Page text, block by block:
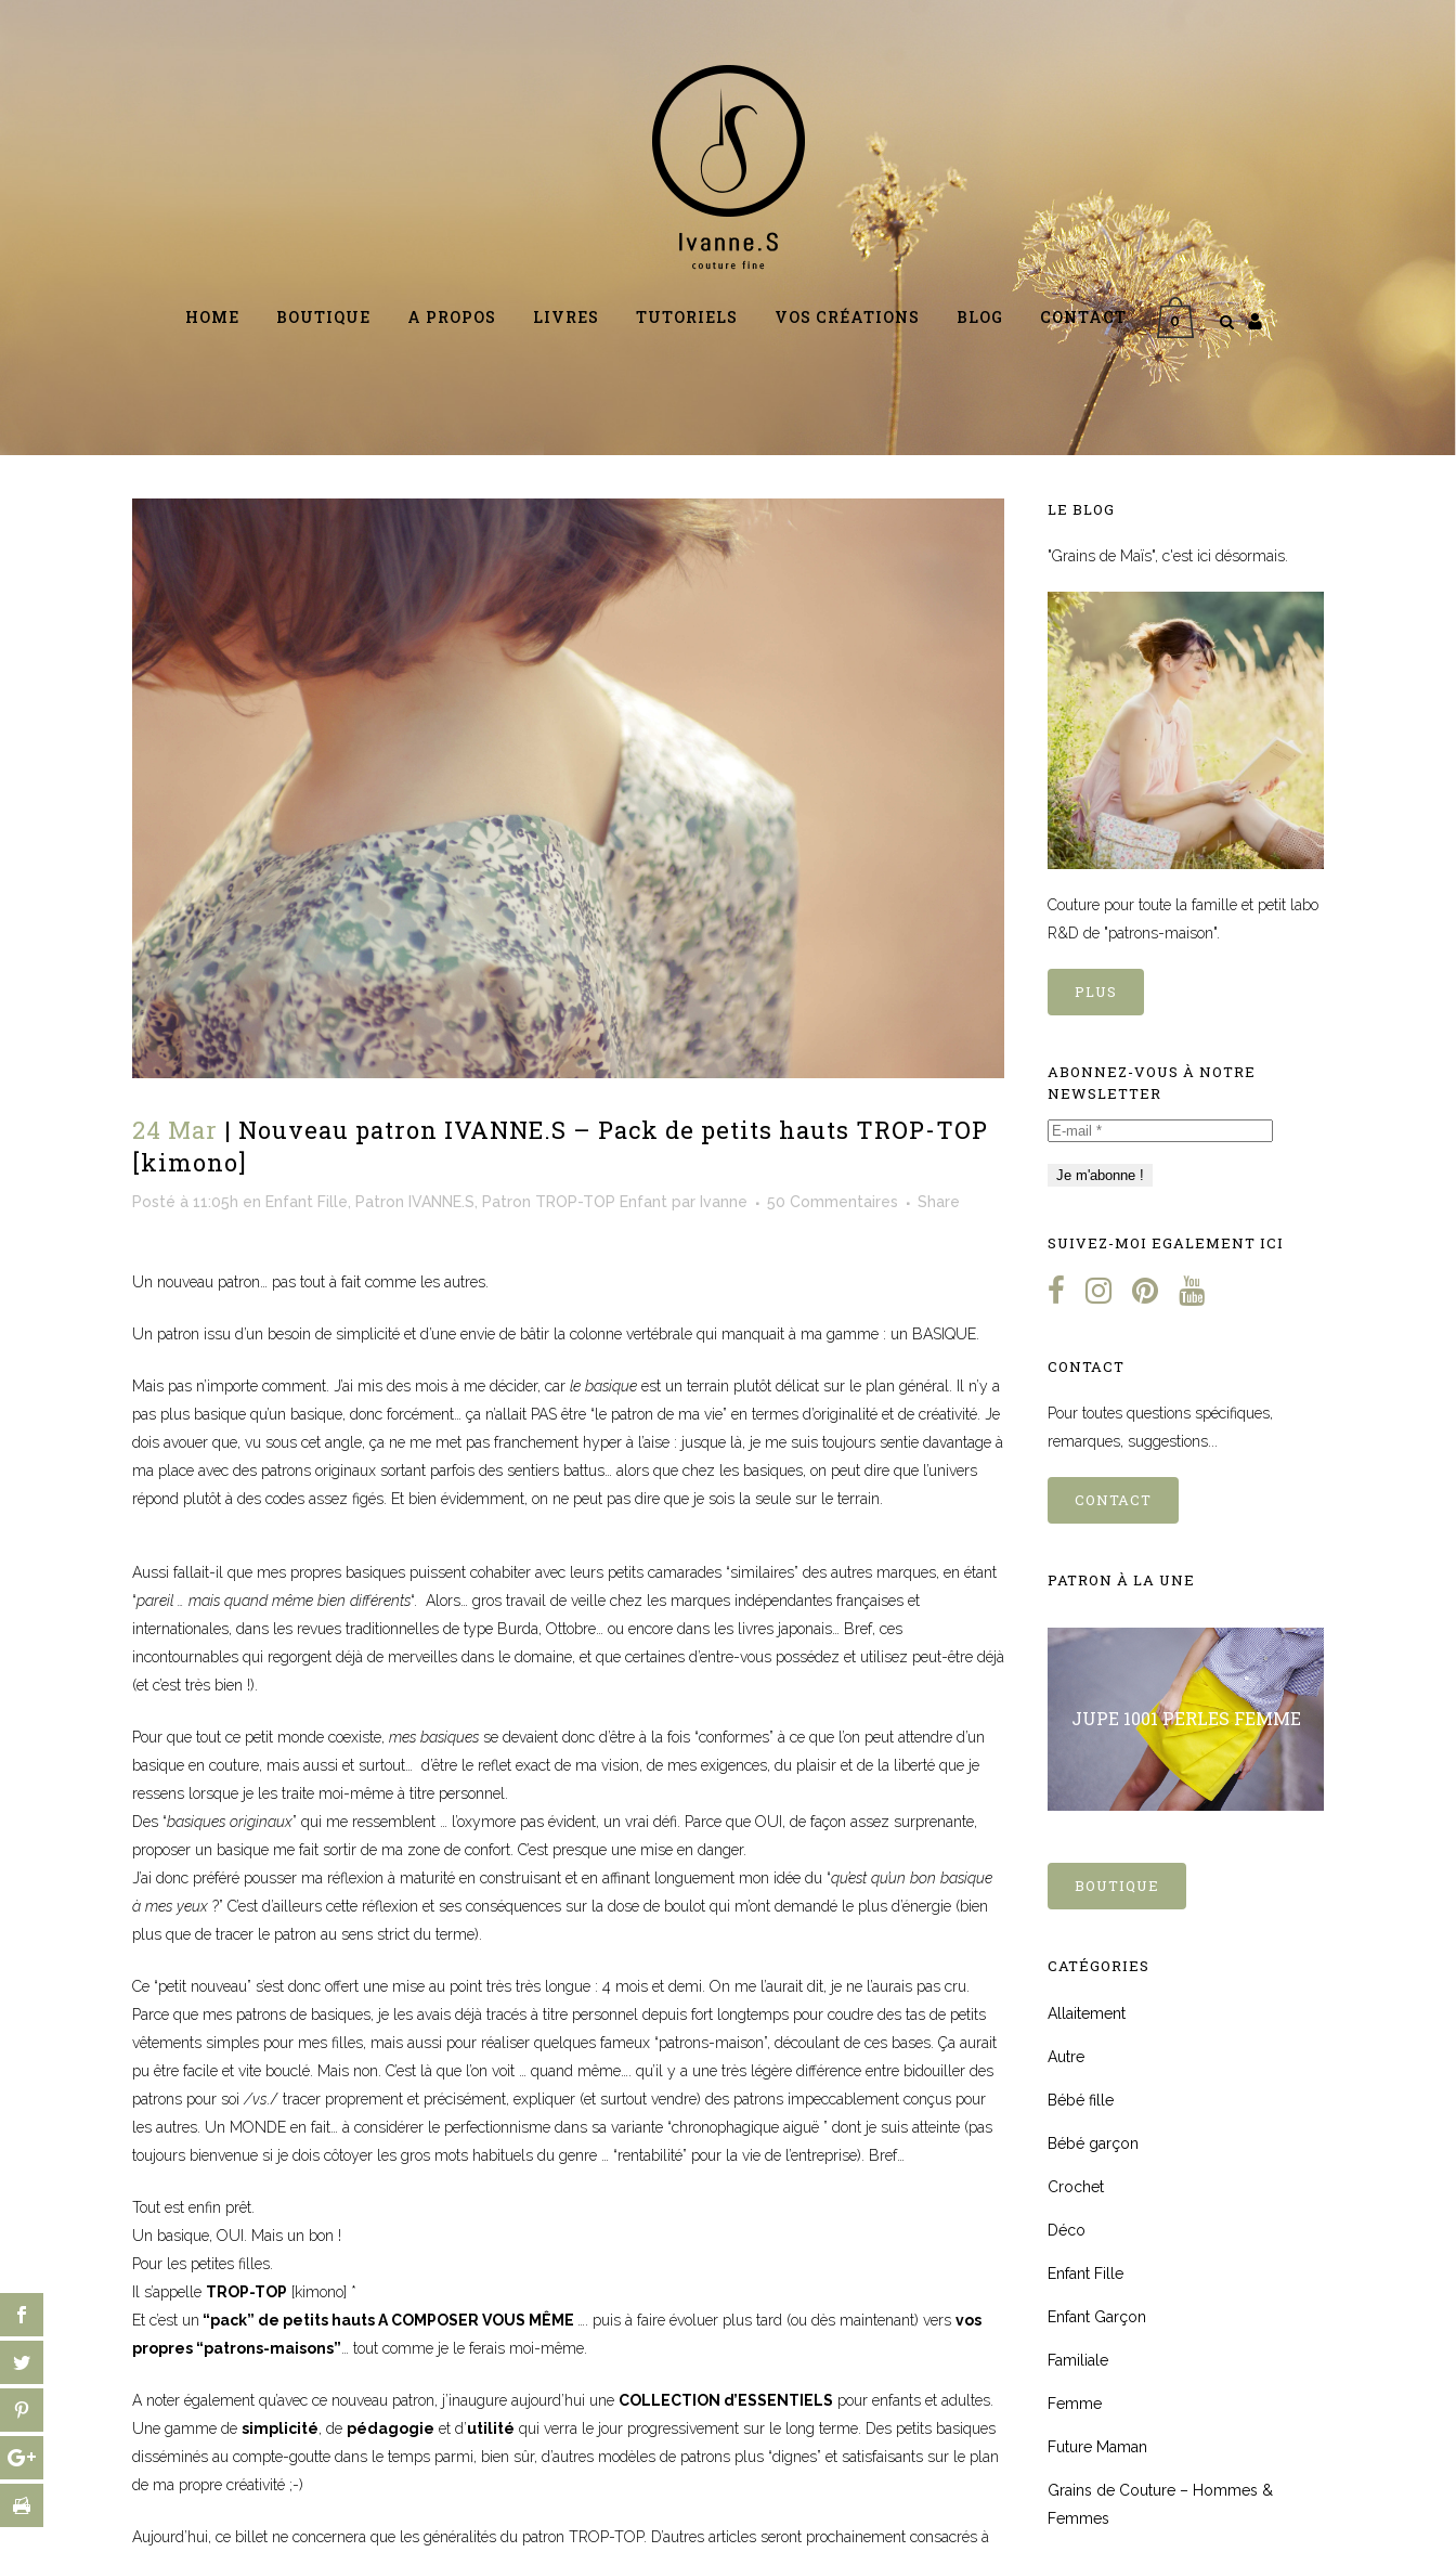
HOME BOUTIQUE A PROPOS LIVRES TUTORIELS VOS CRÉATIONS BLOG CONTACT 0
24 Mar | Nouveau patron IVANNE.S – Pack de petits hauts TROP-TOP
[kimono]
Posté à 11:05h en Enfant Fille Patron IVANNE.S Patron TROP-TOP Enfant par Ivanne 50 Commentaires Share
Un nouveau patron… pas tout à fait comme les autres.
Un patron issu d’un besoin de simplicité et d’une envie de bâtir la colonne vertébrale qui manquait à ma gamme : un BASIQUE.
Mais pas n’importe comment. J’ai mis des mois à me décider, car le basique est un terrain plutôt délicat sur le plan général. Il n’y a
pas plus basique qu’un basique, donc forcément… ça n’allait PAS être “le patron de ma vie” en termes d’originalité et de créativité. Je
dois avouer que, vu sous cet angle, ça ne me met pas franchement hyper à l’aise : jusque là, je me suis toujours sentie davantage à
ma place avec des patrons originaux sortant parfois des sentiers battus… alors que chez les basiques, on peut dire que l’univers
répond plutôt à des codes assez figés. Et bien évidemment, on ne peut pas dire que je sois la seule sur le terrain.
Aussi fallait-il que mes propres basiques puissent cohabiter avec leurs petits camarades “similaires” des autres marques, en étant
“pareil … mais quand même bien différents“. Alors… gros travail de veille chez les marques indépendantes françaises et
internationales, dans les revues traditionnelles de type Burda, Ottobre… ou encore dans les livres japonais… Bref, ces
incontournables qui regorgent déjà de merveilles dans le domaine, et que certaines d’entre-vous possédez et utilisez peut-être déjà
(et c’est très bien !).
Pour que tout ce petit monde coexiste, mes basiques se devaient donc d’être à la fois “conformes” à ce que l’on peut attendre d’un
basique en couture, mais aussi et surtout… d’être le reflet exact de ma vision, de mes exigences, du plaisir et de la liberté que je
ressens lorsque je les traite moi-même à titre personnel.
Des “basiques originaux” qui me ressemblent … l’oxymore pas évident, un vrai défi. Parce que OUI, de façon assez surprenante,
proposer un basique me fait sortir de ma zone de confort. C’est presque une mise en danger.
J’ai donc préféré pousser ma réflexion à maturité en construisant et en affinant longuement mon idée du “qu’est qu’un bon basique
à mes yeux ?” C’est d’ailleurs cette réflexion et ses conséquences sur la dose de boulot qui m’ont demandé le plus d’énergie (bien
plus que de tracer le patron au sens strict du terme).
Ce “petit nouveau” s’est donc offert une mise au point très très longue : 4 mois et demi. On me l’aurait dit, je ne l’aurais pas cru.
Parce que mes patrons de basiques, je les avais déjà tracés à titre personnel depuis fort longtemps pour coudre des tas de petits
vêtements simples pour mes filles, mais aussi pour réaliser quelques fameux “patrons-maison”, découlant de ces bases. Ça aurait
pu être facile et vite bouclé. Mais non. C’est là que l’on voit … quand même…. qu’il y a une très légère différence entre bidouiller des
patrons pour soi /vs ./ tracer proprement et précisément, expliquer (et surtout vendre) des patrons impeccablement conçus pour
les autres. Un MONDE en fait… à considérer le perfectionnisme dans sa variante “chronophagique aiguë ” dont je suis atteinte (pas
toujours bienvenue si je dois côtoyer les gros mots habituels du genre … “rentabilité” pour la vie de l’entreprise). Bref…
Tout est enfin prêt.
Un basique, OUI. Mais un bon !
Pour les petites filles.
Il s’appelle TROP-TOP [kimono] *
Et c’est un “pack” de petits hauts A COMPOSER VOUS MÊME …. puis à faire évoluer plus tard (ou dès maintenant) vers vos
propres “patrons-maisons” … tout comme je le ferais moi-même.
A noter également qu’avec ce nouveau patron, j’inaugure aujourd’hui une COLLECTION d’ESSENTIELS pour enfants et adultes.
Une gamme de simplicité, de pédagogie et d’utilité qui verra le jour progressivement sur le long terme. Des petits basiques
disséminés au compte-goutte dans le temps parmi, bien sûr, d’autres modèles de patrons plus “dignes” et satisfaisants sur le plan
de ma propre créativité ;-)
Aujourd’hui, ce billet ne concernera que les généralités du patron TROP-TOP. D’autres articles seront prochainement consacrés à
LE BLOG
"Grains de Maïs", c'est ici désormais.
Couture pour toute la famille et petit labo
R&D de "patrons-maison".
PLUS
ABONNEZ-VOUS À NOTRE
NEWSLETTER
E-
SUIVEZ-MOI EGALEMENT ICI
CONTACT
Pour toutes questions spécifiques,
remarques, suggestions...
CONTACT
PATRON À LA UNE
JUPE 1001 PERLES FEMME
BOUTIQUE
CATÉGORIES
Allaitement
Autre
Bébé fille
Bébé garçon
Crochet
Déco
Enfant Fille
Enfant Garçon
Familiale
Femme
Future Maman
Grains de Couture – Hommes &
Femmes